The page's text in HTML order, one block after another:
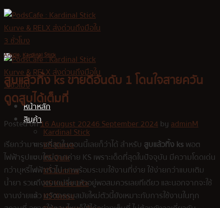
Skip
to
content
หน้าหลัก
สินค้า
Kardinal Stick
KS Kurve
KS Quik
KS Lumina
KS Kurve Lite
KS Xense
Article, Kardinal Stick
สูบแล้วทิ้ง ks ขายดีอันดับ 1 โดนใจสายควัน
ดูดสูบได้เต็มที่
Posted on16 August 20246 September 2024byadminM
เรียกว่ามาแรงที่สุดในตอนนี้เลยก็ว่าได้ สำหรับ สูบแล้วทิ้ง ksพอต
ไฟฟ้ารูปแบบใหม่จากค่าย KS เพราะเด็ดที่สุดในปัจจุบัน มีความโดดเด่น
กว่าบุหรี่ไฟฟ้าทั่วไป มาพร้อมระบบใช้งานที่ง่าย ใช้ง่ายกว่าแบบเติม
น้ำยา รวมถึงแบบเปลี่ยนหัวอยู่พอสมควรเลยทีเดียว และนอกจากจะใช้
งานง่ายแล้ว นวัตกรรมสมัยใหม่ตัวนี้ยังเหมาะกับการใช้งานในทุก